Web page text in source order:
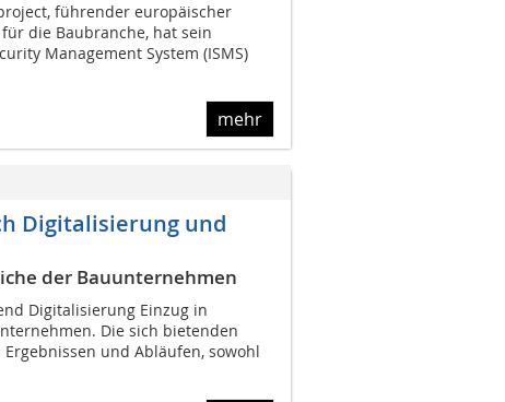
führender europäischer
die Baubranche, hat sein
Management System (ISMS)
mehr
Digitalisierung und
der Bauunternehmen
Digitalisierung Einzug in
Die sich bietenden
und Abläufen, sowohl